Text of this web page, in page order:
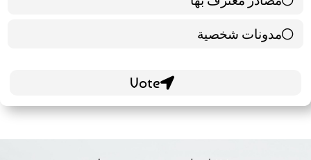
مدونات شخصية
21 ( 35 % )